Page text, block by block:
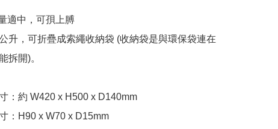
適中，可孭上膊
升，可折疊成索繩收納袋 (收納袋是與環保袋連在
拆開)。
：約 W420 x H500 x D140mm
：H90 x W70 x D15mm